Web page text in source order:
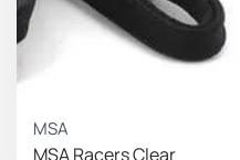
MSA
MSA Racers Clear